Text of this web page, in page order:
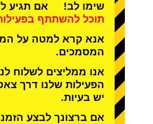
שימו לב! אם תגיע
תוכל להשתתף
אנא קרא למטה על
המסמכים.
אנו ממליצים לשלוח
הפעילות שלנו דרך
יש בעיות.
אם ברצונך לבצע